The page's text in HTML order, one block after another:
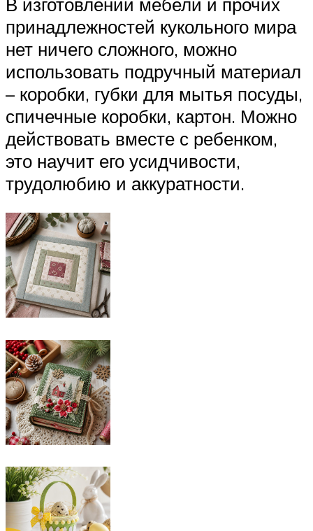
В изготовлении мебели и прочих
принадлежностей кукольного мира
нет ничего сложного, можно
использовать подручный материал
– коробки, губки для мытья посуды,
спичечные коробки, картон. Можно
действовать вместе с ребенком,
это научит его усидчивости,
трудолюбию и аккуратности.